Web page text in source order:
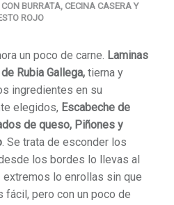
BURRATA, CECINA CASERA Y
ROJO
un poco de carne. Laminas
Rubia Gallega,tierna y
ingredientes en su
elegidos, Escabeche de
de queso, Piñones y
. Se trata de esconder los
los bordes lo llevas al
lo enrollas sin que
fácil, pero con un poco de